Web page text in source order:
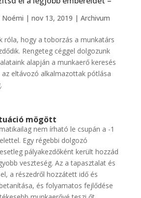
Noémi | nov 13, 2019 | Archivum
róla, hogy a toborzás a munkatárs
Rengeteg céggel dolgozunk
alapján a munkaerő keresés
eltávozó alkalmazottak pótlása
mögött
nem írható le csupán a -1
Egy régebbi dolgozó
pályakezdőként került hozzád
veszteség. Az a tapasztalat és
a részedről hozzátett idő és
és folyamatos fejlődése